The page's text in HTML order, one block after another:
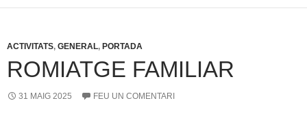
ACTIVITATS, GENERAL, PORTADA
ROMIATGE FAMILIAR
31 MAIG 2025 FEU UN COMENTARI